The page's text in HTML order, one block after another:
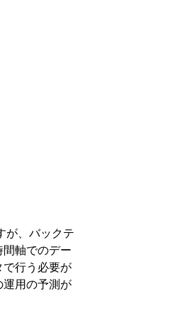
が、バックテ
軸でのデー
で行う必要が
運用の予測が